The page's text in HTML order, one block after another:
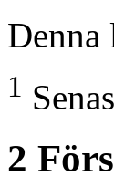
Denna
1
2